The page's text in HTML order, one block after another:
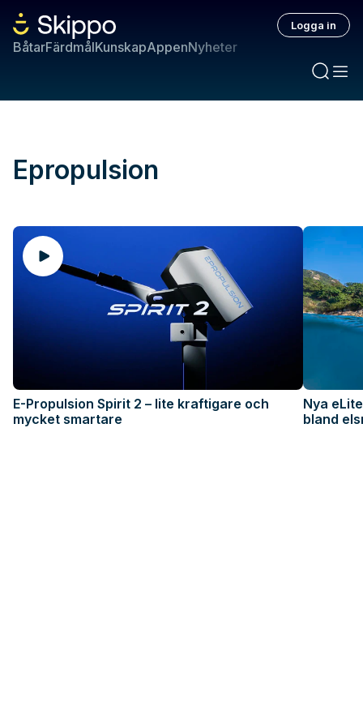
BåtarFärdmålKunskapAppenNyheter
Logga in
Epropulsion
E-Propulsion Spirit 2 – lite kraftigare och
mycket smartare
Nya
bland